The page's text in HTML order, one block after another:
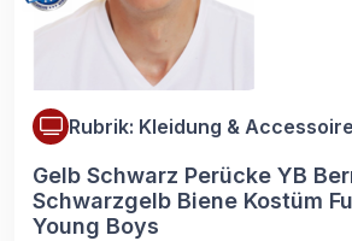
Rubrik: Kleidung &
Gelb Schwarz Perücke YB
Schwarzgelb Biene Kostüm
Young Boys